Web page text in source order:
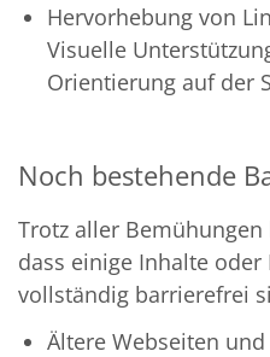
Hervorhebung von
Visuelle
Orientierung auf der
Noch bestehende
Trotz aller
dass einige Inhalte
vollständig barrierefrei
Ältere Webseiten